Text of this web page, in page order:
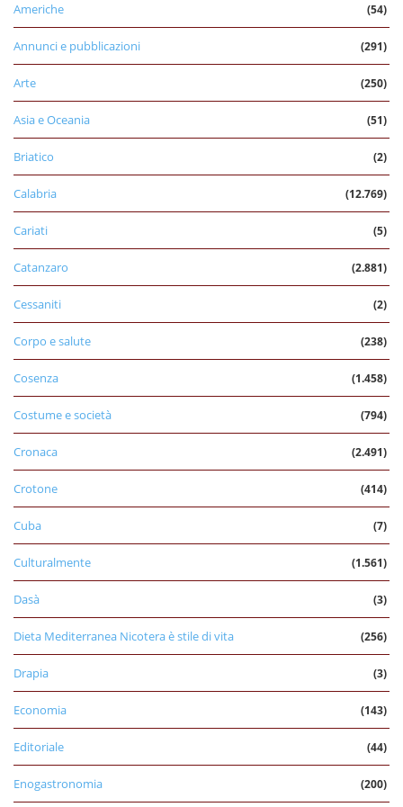
Americhe (54)
Annunci e pubblicazioni (291)
Arte (250)
Asia e Oceania (51)
Briatico (2)
Calabria (12.769)
Cariati (5)
Catanzaro (2.881)
Cessaniti (2)
Corpo e salute (238)
Cosenza (1.458)
Costume e società (794)
Cronaca (2.491)
Crotone (414)
Cuba (7)
Culturalmente (1.561)
Dasà (3)
Dieta Mediterranea Nicotera è stile di vita (256)
Drapia (3)
Economia (143)
Editoriale (44)
Enogastronomia (200)